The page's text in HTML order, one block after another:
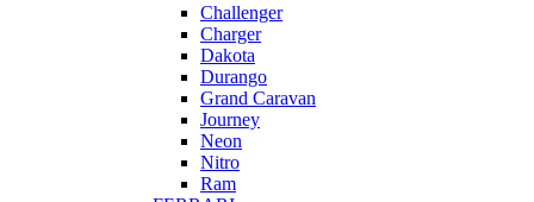
Challenger
Charger
Dakota
Durango
Grand Caravan
Journey
Neon
Nitro
Ram